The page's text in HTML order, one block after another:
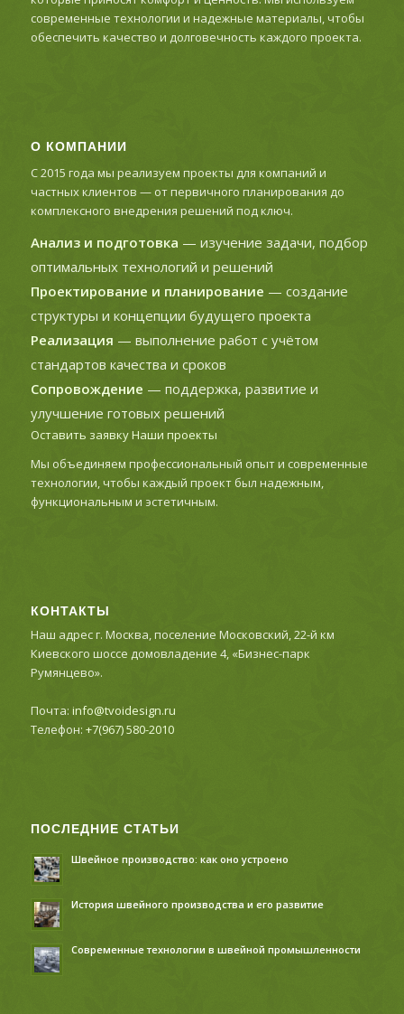
современные технологии и надежные материалы, чтобы
обеспечить качество и долговечность каждого проекта.
О КОМПАНИИ
С 2015 года мы реализуем проекты для компаний и
частных клиентов — от первичного планирования до
комплексного внедрения решений под ключ.
Анализ и подготовка — изучение задачи, подбор
оптимальных технологий и решений
Проектирование и планирование — создание
структуры и концепции будущего проекта
Реализация — выполнение работ с учётом
стандартов качества и сроков
Сопровождение — поддержка, развитие и
улучшение готовых решений
Оставить заявкуНаши проекты
Мы объединяем профессиональный опыт и современные
технологии, чтобы каждый проект был надежным,
функциональным и эстетичным.
КОНТАКТЫ
Наш адрес г. Москва, поселение Московский, 22-й км
Киевского шоссе домовладение 4, «Бизнес-парк
Румянцево».
Почта: info@tvoidesign.ru
Телефон: +7(967) 580-2010
ПОСЛЕДНИЕ СТАТЬИ
Швейное производство: как оно устроено
История швейного производства и его развитие
Современные технологии в швейной промышленности